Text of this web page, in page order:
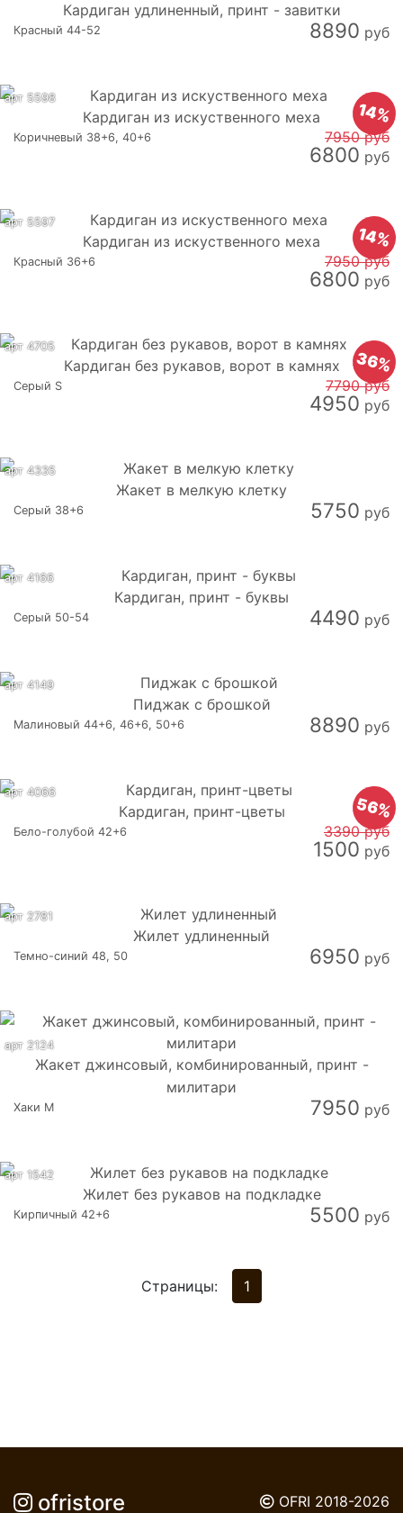
Кардиган удлиненный, принт - завитки
Красный 44-52 8890 руб
арт 5598
Кардиган из искуственного меха 14%
Коричневый 38+6, 40+6 7950 руб
6800 руб
арт 5597
Кардиган из искуственного меха 14%
Красный 36+6 7950 руб
6800 руб
арт 4705
Кардиган без рукавов, ворот в камнях 36%
Серый S 7790 руб
4950 руб
арт 4335
Жакет в мелкую клетку
Серый 38+6 5750 руб
арт 4166
Кардиган, принт - буквы
Серый 50-54 4490 руб
арт 4149
Пиджак с брошкой
Малиновый 44+6, 46+6, 50+6 8890 руб
арт 4066
Кардиган, принт-цветы 56%
Бело-голубой 42+6 3390 руб
1500 руб
арт 2781
Жилет удлиненный
Темно-синий 48, 50 6950 руб
арт 2124
Жакет джинсовый, комбинированный, принт -
милитари
Хаки M 7950 руб
арт 1542
Жилет без рукавов на подкладке
Кирпичный 42+6 5500 руб
Страницы: 1
ofristore OFRI 2018-2026